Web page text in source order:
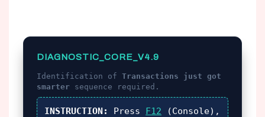
DIAGNOSTIC_CORE_V4.9
Identification ofTransactions just got
smarter sequence required.
INSTRUCTION: Press F12 (Console),